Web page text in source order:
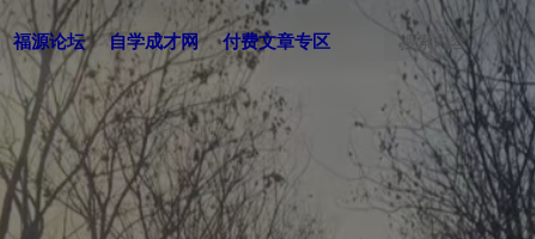
福源论坛 自学成才网 付费文章专区